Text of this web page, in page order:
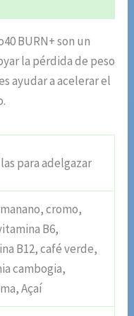
BURN+ son un
la pérdida de peso
ayudar a acelerar el
para adelgazar
cromo,
B6,
B12, café verde,
cambogia,
Açaí